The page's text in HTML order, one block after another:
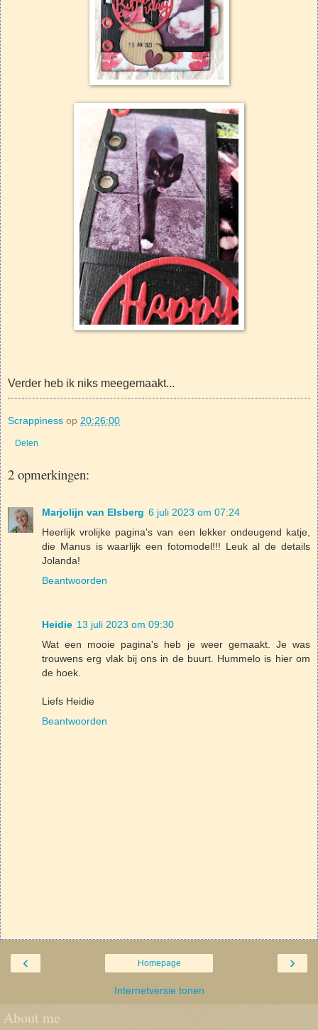
Verder heb ik niks meegemaakt...
Scrappiness op 20:26:00
Delen
2 opmerkingen:
Marjolijn van Elsberg 6 juli 2023 om 07:24
Heerlijk vrolijke pagina's van een lekker ondeugend katje,
die Manus is waarlijk een fotomodel!!! Leuk al de details
Jolanda!
Beantwoorden
Heidie 13 juli 2023 om 09:30
Wat een mooie pagina's heb je weer gemaakt. Je was
trouwens erg vlak bij ons in de buurt. Hummelo is hier om
de hoek.
Liefs Heidie
Beantwoorden
‹ ›
Homepage
Internetversie tonen
About me